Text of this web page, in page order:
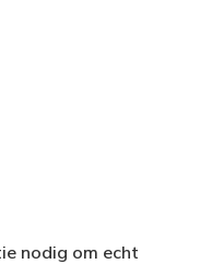
nodig om echt